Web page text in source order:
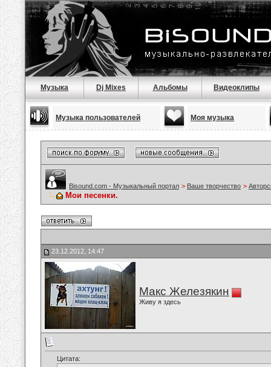
Музыка Dj Mixes Альбомы Видеоклипы
Музыка пользователей Моя музыка
Bisound.com - Музыкальный портал > Ваше творчество >
Мои песенки.
23.12.2012, 14:47
Макс Железякин
Живу я здесь
Цитата: